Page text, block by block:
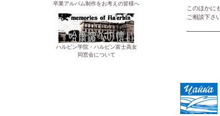
卒業アルバム制作をお考えの皆様へ
ハルビン学院・ハルビン富士高女
同窓会について
このほかに
ご相談下さ